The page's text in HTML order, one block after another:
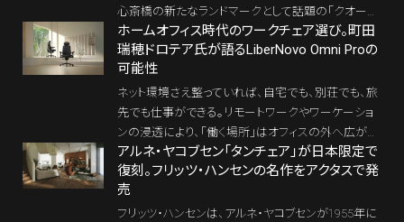
ェルネスの姿が示された。正式ローンチは2026年6月
を予定している。
心斎橋の新たなランドマークとして話題の「クオーツ
心斎橋」にオープンした。本記事では、開業記念イベ
ントで語られたスタイリスト・窪川勝哉氏の言葉を軸
に、「インテリア目線で選ぶDEVIALETの真価」を紐解
いていきたい。
ホームオフィス時代のワークチェア選び。町田
瑞穂ドロテア氏が語るLiberNovo Omni Proの
可能性
ネット環境さえ整っていれば、自宅でも、別荘でも、旅
先でも仕事ができる。リモートワークやワーケーショ
ンの浸透により、「働く場所」はオフィスの外へ広が
り、住まいの中にも自然に入り込んでいる。
アルネ・ヤコブセン「タンチェア」が日本限定で
復刻。フリッツ・ハンセンの名作をアクタスで発
売
フリッツ・ハンセンは、アルネ・ヤコブセンが1955年に